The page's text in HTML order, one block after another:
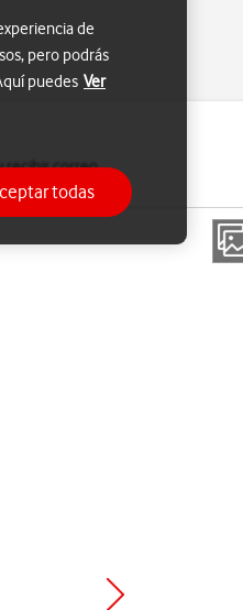
recibir correo
de
pero podrás
puedes Ver
todas